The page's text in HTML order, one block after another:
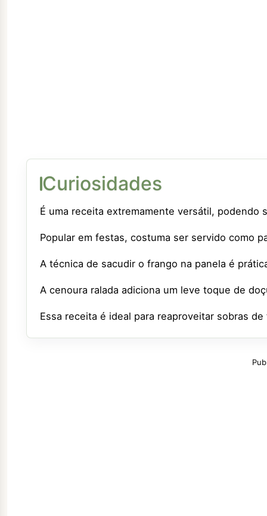
Curiosidades
É uma receita extremamente versátil, podendo
Popular em festas, costuma ser servido como
A técnica de sacudir o frango na panela é
A cenoura ralada adiciona um leve toque de
Essa receita é ideal para reaproveitar sobras